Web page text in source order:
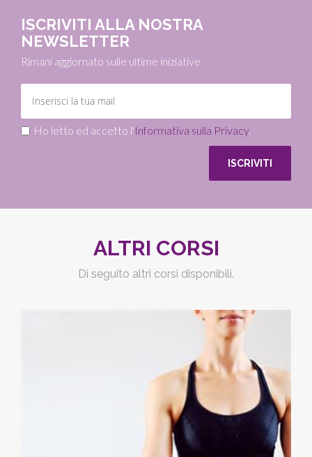
ISCRIVITI ALLA NOSTRA
NEWSLETTER
Rimani aggiornato sulle ultime iniziative
Ho letto ed accetto l'Informativa sulla Privacy.
ALTRI CORSI
Di seguito altri corsi disponibili.